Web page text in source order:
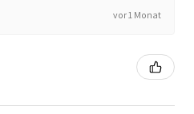
vor 1 Monat